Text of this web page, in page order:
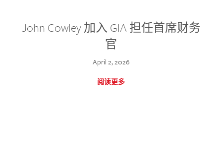
John Cowley 加入 GIA 担任首席财务
官
April 2, 2026
阅读更多